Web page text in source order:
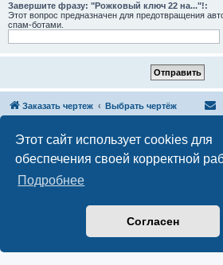
Этот сайт использует cookies для
обеспечения своей корректной
Подробнее
Согласен
Завершите фразу: "Рожковый ключ 22 на..."!:
Этот вопрос предназначен для предотвращения
спам-ботами.
Заказать чертеж Выбрать чертёж
Создано на основе
® Forum
Русская поддержка
Конфиденциальность
|